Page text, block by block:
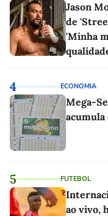
Jason
de
'Minha
4 ECONOMIA
Mega-
acumula
5 FUTEBOL
ao vivo,